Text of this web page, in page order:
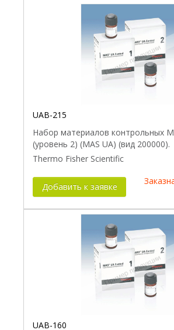
UAB-215
Набор материалов контрольных
(уровень 2) (MAS UA) (вид 200000).
Thermo Fisher Scientific
Добавить к заявке
UAB-160